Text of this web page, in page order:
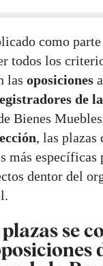
como parte
todos los
las oposiciones
de
Bienes
, las plazas
más específicas
dentor del
se